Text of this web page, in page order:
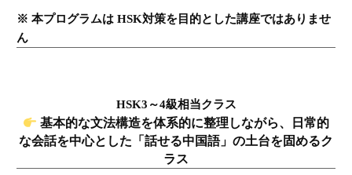
※ 本プログラムは HSK対策を目的とした講座ではありませ
ん
HSK3～4級相当クラス
基本的な文法構造を体系的に整理しながら、
日常的
な会話を中心とした「話せる中国語」の土台を固めるク
ラス